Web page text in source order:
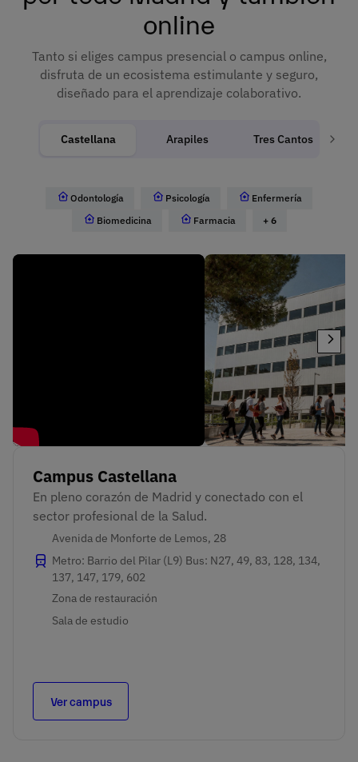
online
Tanto si eliges campus presencial o campus online,
disfruta de un ecosistema estimulante y seguro,
diseñado para el aprendizaje colaborativo.
Castellana Arapiles Tres Cantos
Odontología Psicología
Enfermería
Biomedicina
Farmacia + 6
Campus Castellana
En pleno corazón de Madrid y conectado con el
sector profesional de la Salud.
Avenida de Monforte de Lemos, 28
Metro: Barrio del Pilar (L9) Bus: N27, 49, 83, 128, 134,
137, 147, 179, 602
Zona de restauración
Sala de estudio
Ver campus